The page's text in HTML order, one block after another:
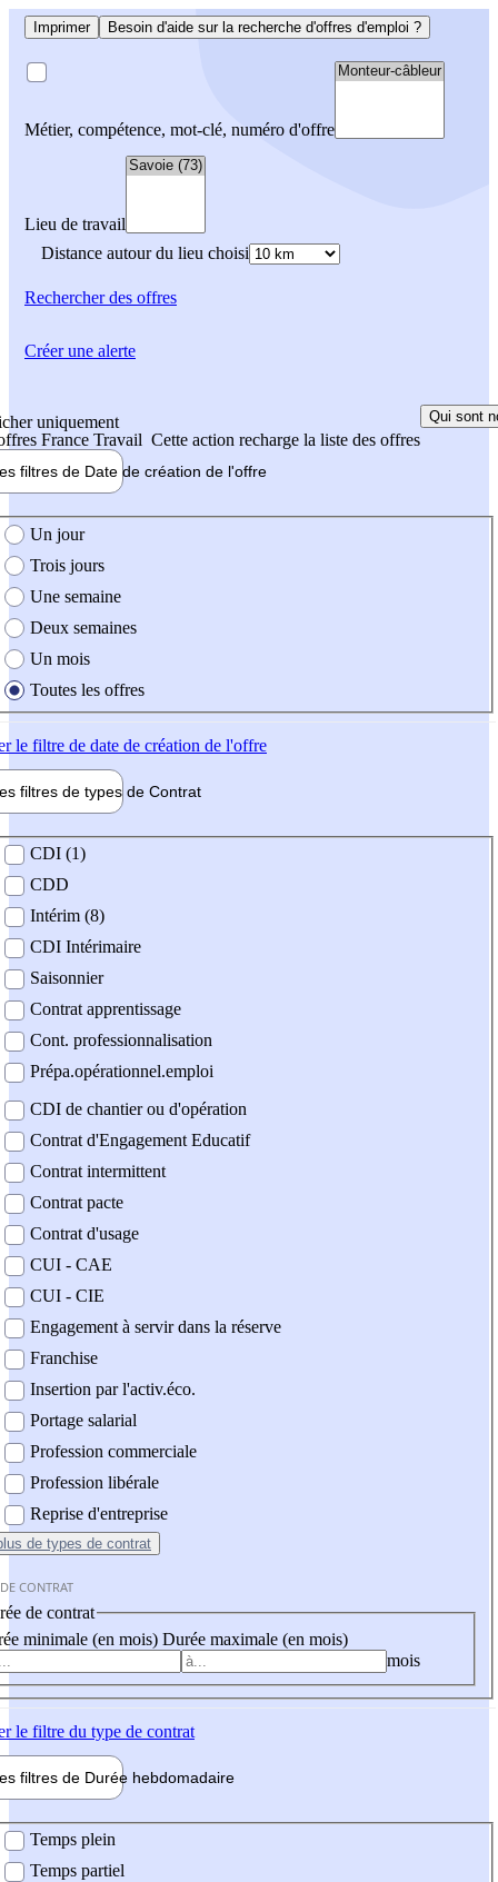
Imprimer Besoin d'aide sur la recherche d'offres d'emploi ?
Métier, compétence, mot-clé, numéro d'offre
Lieu de travail
Distance autour du lieu choisi
Rechercherdes offres
uniquement
France Travail Cette action recharge la liste des offres
Qui sont
filtres de Date de création de l'offre
création de l'offre
Un jour
Trois jours
Une semaine
Deux semaines
Un mois
Toutes les offres
le filtre de date de création de l'offre
filtres de types de Contrat
contrat
CDI (1)
CDD
Intérim (8)
CDI Intérimaire
Saisonnier
Contrat apprentissage
Cont. professionnalisation
Prépa.opérationnel.emploi
CDI de chantier ou d'opération
Contrat d'Engagement Educatif
Contrat intermittent
Contrat pacte
Contrat d'usage
CUI - CAE
CUI - CIE
Engagement à servir dans la réserve
Franchise
Insertion par l'activ.éco.
Portage salarial
Profession commerciale
Profession libérale
Reprise d'entreprise
de types de contrat
CONTRAT
de contrat
minimale (en mois) Durée maximale (en mois)
mois
le filtre du type de contrat
filtres de Durée hebdomadaire
Temps plein
Temps partiel
Créer une alerte